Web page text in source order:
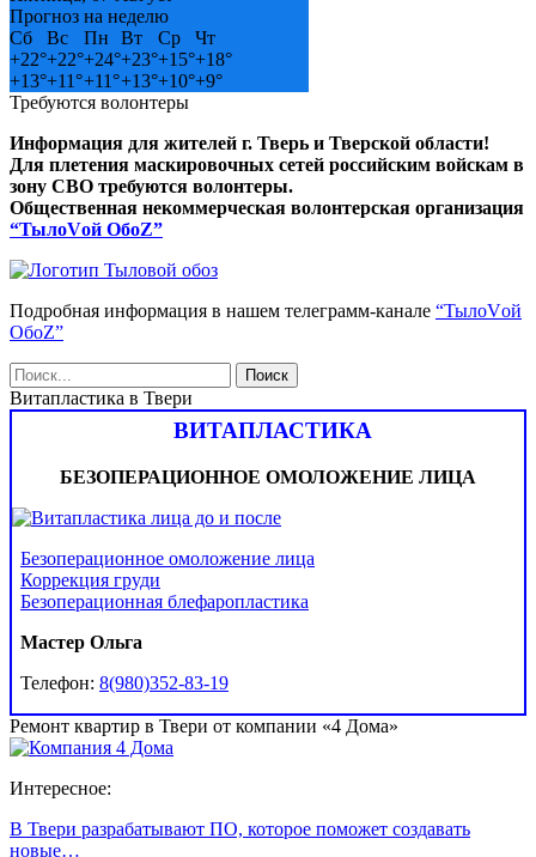
Прогноз на неделю
Сб
Вс Пн Вт Ср
Чт
+22°+22°+24°+23°+15°+18°
+13°+11°+11°+13°+10°+9°
Требуются волонтеры
Информация для жителей г. Тверь и Тверской области!
Для плетения маскировочных сетей российским войскам в
зону СВО требуются волонтеры.
Общественная некоммерческая волонтерская организация
“ТылоVой ОбоZ”
Подробная информация в нашем телеграмм-канале “ТылоVой
ОбоZ”
Витапластика в Твери
ВИТАПЛАСТИКА
БЕЗОПЕРАЦИОННОЕ ОМОЛОЖЕНИЕ ЛИЦА
Безоперационное омоложение лица
Коррекция груди
Безоперационная блефаропластика
Мастер Ольга
Телефон: 8(980)352-83-19
Ремонт квартир в Твери от компании «4 Дома»
Интересное:
В Твери разрабатывают ПО, которое поможет создавать
новые…